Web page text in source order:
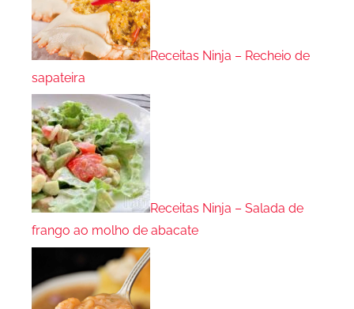
Receitas Ninja – Recheio de
sapateira
Receitas Ninja – Salada de
frango ao molho de abacate